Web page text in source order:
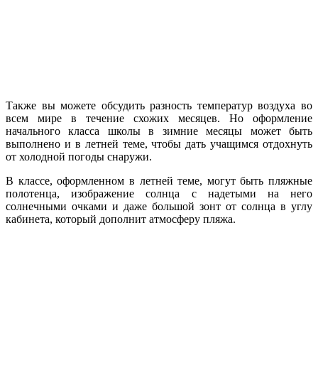
Также вы можете обсудить разность температур воздуха во
всем мире в течение схожих месяцев. Но оформление
начального класса школы в зимние месяцы может быть
выполнено и в летней теме, чтобы дать учащимся отдохнуть
от холодной погоды снаружи.
В классе, оформленном в летней теме, могут быть пляжные
полотенца, изображение солнца с надетыми на него
солнечными очками и даже большой зонт от солнца в углу
кабинета, который дополнит атмосферу пляжа.